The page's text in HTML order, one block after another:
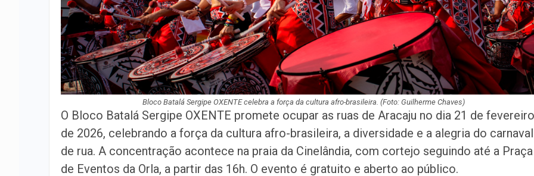
Bloco Batalá Sergipe OXENTE celebra a força da cultura afro-brasileira. (Foto: Guilherme Chaves)
O Bloco Batalá Sergipe OXENTE promete ocupar as ruas de Aracaju no dia 21 de fevereiro
de 2026, celebrando a força da cultura afro-brasileira, a diversidade e a alegria do carnaval
de rua. A concentração acontece na praia da Cinelândia, com cortejo seguindo até a Praça
de Eventos da Orla, a partir das 16h. O evento é gratuito e aberto ao público.
Sergipe terá
de chuva leve
fim de semana